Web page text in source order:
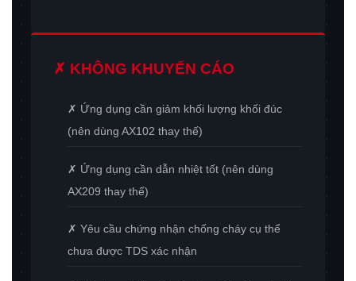
✗ KHÔNG KHUYẾN CÁO
✗ Ứng dụng cần giảm khối lượng khối đúc
(nên dùng AX102 thay thế)
✗ Ứng dụng cần dẫn nhiệt tốt (nên dùng
AX209 thay thế)
✗ Yêu cầu chứng nhận chống cháy cụ thể
chưa được TDS xác nhận